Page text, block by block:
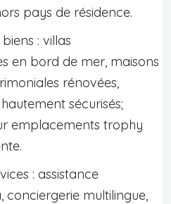
pays de résidence.
: villas
en bord de mer, maisons
rénovées,
sécurisés;
emplacements trophy
: assistance
conciergerie multilingue,